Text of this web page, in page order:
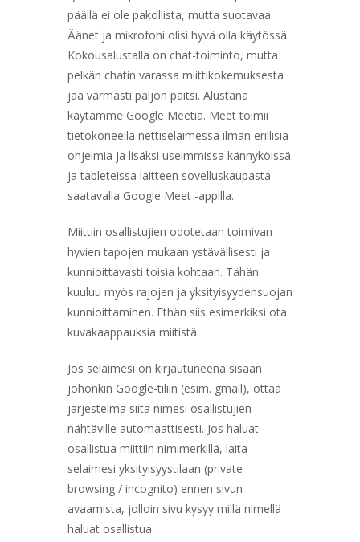
päällä ei ole pakollista, mutta suotavaa.
Äänet ja mikrofoni olisi hyvä olla käytössä.
Kokousalustalla on chat-toiminto, mutta
pelkän chatin varassa miittikokemuksesta
jää varmasti paljon paitsi. Alustana
käytämme Google Meetiä. Meet toimii
tietokoneella nettiselaimessa ilman erillisiä
ohjelmia ja lisäksi useimmissa kännyköissä
ja tableteissa laitteen sovelluskaupasta
saatavalla Google Meet -appilla.
Miittiin osallistujien odotetaan toimivan
hyvien tapojen mukaan ystävällisesti ja
kunnioittavasti toisia kohtaan. Tähän
kuuluu myös rajojen ja yksityisyydensuojan
kunnioittaminen. Ethän siis esimerkiksi ota
kuvakaappauksia miitistä.
Jos selaimesi on kirjautuneena sisään
johonkin Google-tiliin (esim. gmail), ottaa
järjestelmä siitä nimesi osallistujien
nähtäville automaattisesti. Jos haluat
osallistua miittiin nimimerkillä, laita
selaimesi yksityisyystilaan (private
browsing / incognito) ennen sivun
avaamista, jolloin sivu kysyy millä nimellä
haluat osallistua.